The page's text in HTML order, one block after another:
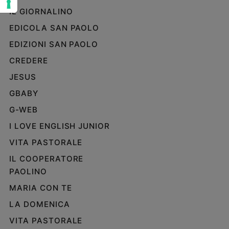
e
Adolescenza
Bioetica
Riflessioni
Foto
Video
Privacy
IL GIORNALINO
EDICOLA SAN PAOLO
EDIZIONI SAN PAOLO
CREDERE
JESUS
GBABY
G-WEB
I LOVE ENGLISH JUNIOR
VITA PASTORALE
IL COOPERATORE
PAOLINO
MARIA CON TE
LA DOMENICA
VITA PASTORALE